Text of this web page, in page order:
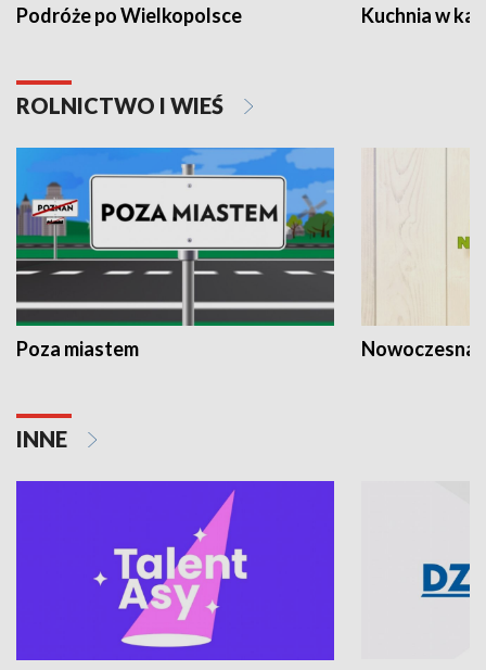
Podróże po Wielkopolsce Kuchnia w
ROLNICTWO I WIEŚ
Poza miastem Nowoczesna
INNE